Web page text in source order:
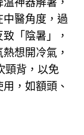
醫角度，過
「陰暑」，
想開冷氣，
頸背，以免
，如額頭、